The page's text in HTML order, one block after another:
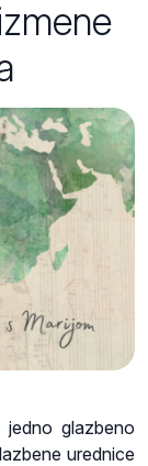
glazbeno
urednice